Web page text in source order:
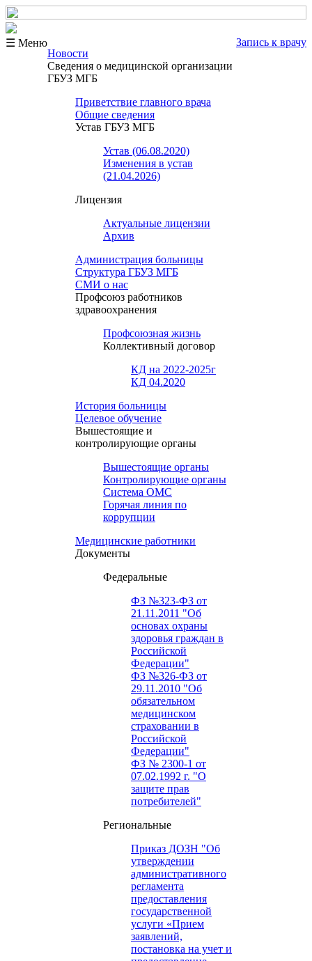
☰ Меню
Запись к врачу
Новости
Сведения о медицинской организации
ГБУЗ МГБ
Приветствие главного врача
Общие сведения
Устав ГБУЗ МГБ
Устав (06.08.2020)
Изменения в устав
(21.04.2026)
Лицензия
Актуальные лицензии
Архив
Администрация больницы
Структура ГБУЗ МГБ
СМИ о нас
Профсоюз работников
здравоохранения
Профсоюзная жизнь
Коллективный договор
КД на 2022-2025г
КД 04.2020
История больницы
Целевое обучение
Вышестоящие и
контролирующие органы
Вышестоящие органы
Контролирующие органы
Система ОМС
Горячая линия по
коррупции
Медицинские работники
Документы
Федеральные
ФЗ №323-ФЗ от
21.11.2011 "Об
основах охраны
здоровья граждан в
Российской
Федерации"
ФЗ №326-ФЗ от
29.11.2010 "Об
обязательном
медицинском
страховании в
Российской
Федерации"
ФЗ № 2300-1 от
07.02.1992 г. "О
защите прав
потребителей"
Региональные
Приказ ДОЗН "Об
утверждении
административного
регламента
предоставления
государственной
услуги «Прием
заявлений,
постановка на учет и